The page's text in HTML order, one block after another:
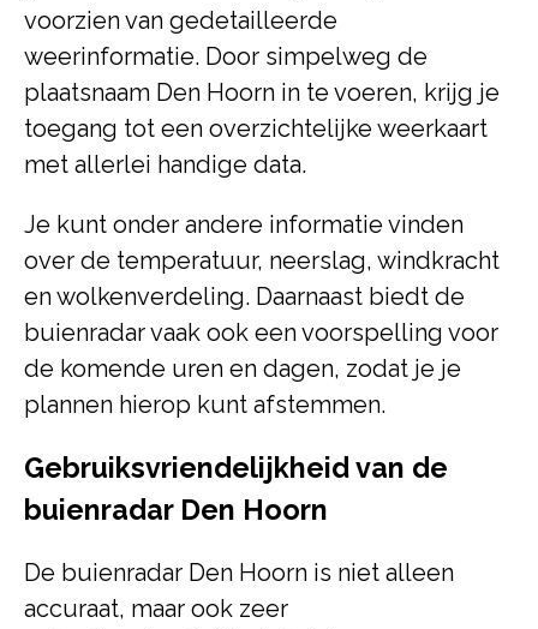
voorzien van gedetailleerde
weerinformatie. Door simpelweg de
plaatsnaam Den Hoorn in te voeren, krijg je
toegang tot een overzichtelijke weerkaart
met allerlei handige data.
Je kunt onder andere informatie vinden
over de temperatuur, neerslag, windkracht
en wolkenverdeling. Daarnaast biedt de
buienradar vaak ook een voorspelling voor
de komende uren en dagen, zodat je je
plannen hierop kunt afstemmen.
Gebruiksvriendelijkheid van de
buienradar Den Hoorn
De buienradar Den Hoorn is niet alleen
accuraat, maar ook zeer